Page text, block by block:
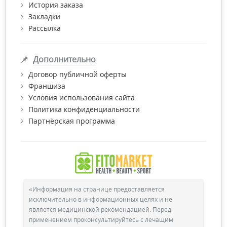
все необходимые сертификаты качества.
История заказа
Закладки
Рассылка
Дополнительно
Договор публичной оферты
Франшиза
Условия использования сайта
Политика конфиденциальности
Партнёрская программа
«Информация на странице предоставляется
исключительно в информационных целях и не
является медицинской рекомендацией. Перед
применением проконсультируйтесь с лечащим